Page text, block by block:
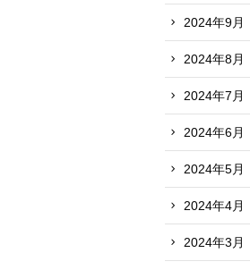
2024年9月
2024年8月
2024年7月
2024年6月
2024年5月
2024年4月
2024年3月